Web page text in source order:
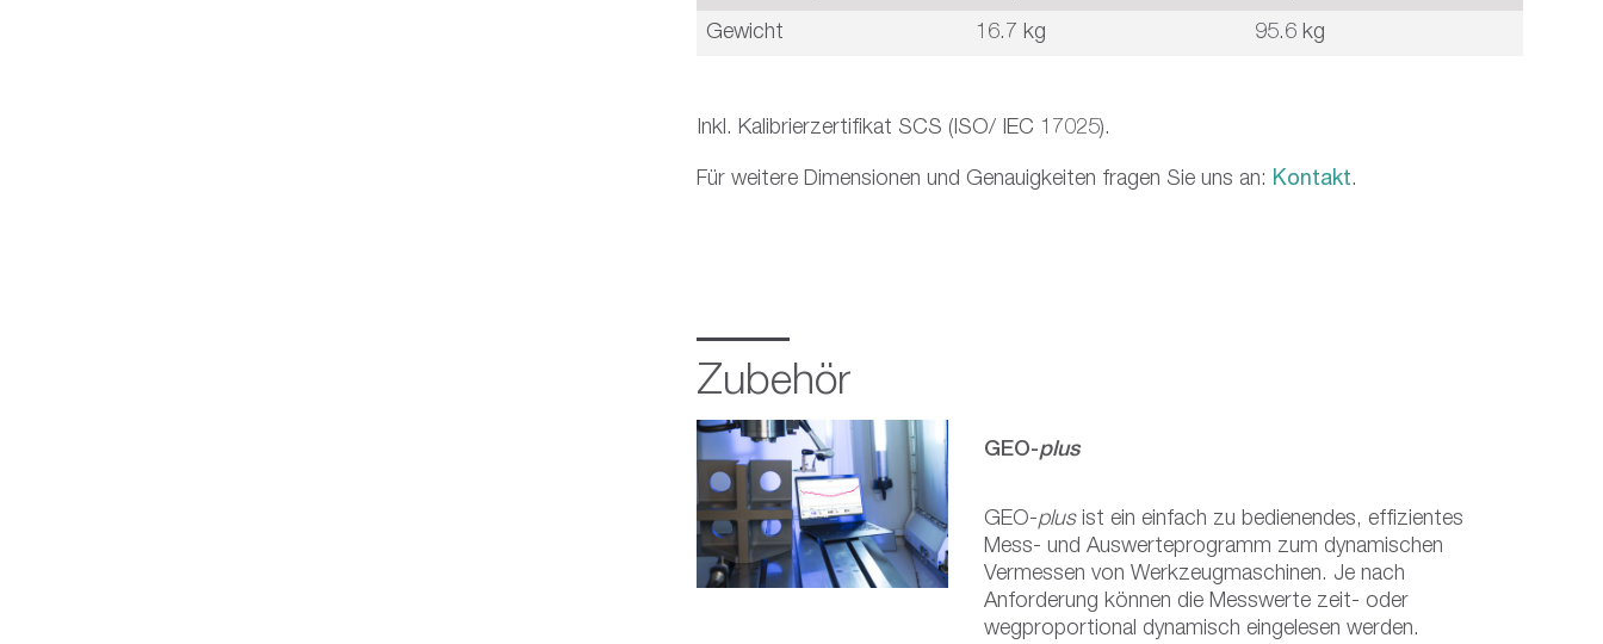
Gewicht 16.7 kg 95.6 kg
Inkl. Kalibrierzertifikat SCS (ISO/ IEC 17025).
Für weitere Dimensionen und Genauigkeiten fragen Sie uns an: Kontakt.
Zubehör
GEO-plus
GEO-plusist ein einfach zu bedienendes, effizientes
Mess- und Auswerteprogramm zum dynamischen
Vermessen von Werkzeugmaschinen. Je nach
Anforderung können die Messwerte zeit- oder
wegproportional dynamisch eingelesen werden.